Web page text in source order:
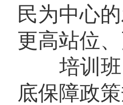
民为中心
更高站位
培训班
底保障政